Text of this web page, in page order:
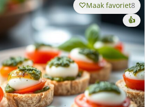
Maak favoriet8
👍